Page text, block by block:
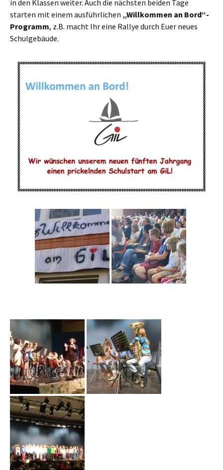
in den Klassen weiter. Auch die nächsten beiden Tage
starten mit einem ausführlichen „Willkommen an Bord“-
Programm, z.B. macht Ihr eine Rallye durch Euer neues
Schulgebäude.